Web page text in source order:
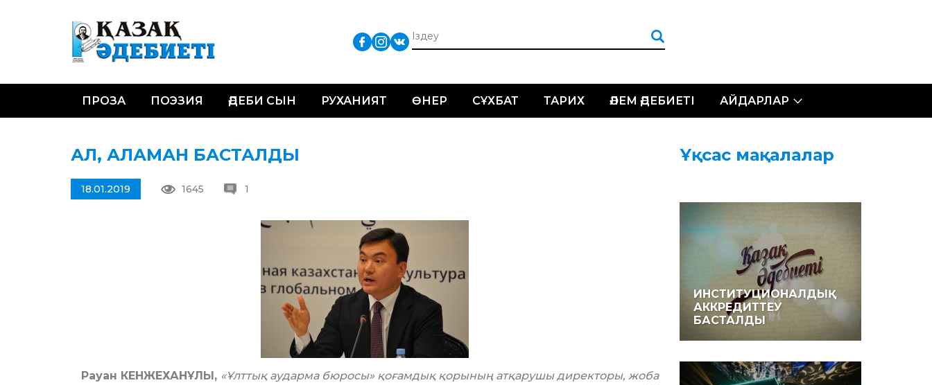
ПРОЗА ПОЭЗИЯ ӘДЕБИ СЫН РУХАНИЯТ ӨНЕР СҰХБАТ ТАРИХ ӘЛЕМ ӘДЕБИЕТІ АЙДАРЛАР
АЛ, АЛАМАН БАСТАЛДЫ
18.01.2019 1645 1
Рауан КЕНЖЕХАНҰЛЫ, «Ұлттық аударма бюросы» қоғамдық қорының атқарушы директоры, жоба
Ұқсас мақалалар
ИНСТИТУЦИОНАЛДЫҚ
АККРЕДИТТЕУ
БАСТАЛДЫ